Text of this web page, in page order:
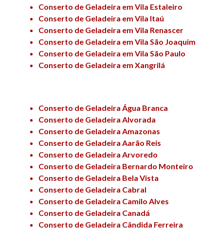
Conserto de Geladeira em Vila Estaleiro
Conserto de Geladeira em Vila Itaú
Conserto de Geladeira em Vila Renascer
Conserto de Geladeira em Vila São Joaquim
Conserto de Geladeira em Vila São Paulo
Conserto de Geladeira em Xangrilá
Conserto de Geladeira Água Branca
Conserto de Geladeira Alvorada
Conserto de Geladeira Amazonas
Conserto de Geladeira Aarão Reis
Conserto de Geladeira Arvoredo
Conserto de Geladeira Bernardo Monteiro
Conserto de Geladeira Bela Vista
Conserto de Geladeira Cabral
Conserto de Geladeira Camilo Alves
Conserto de Geladeira Canadá
Conserto de Geladeira Cândida Ferreira